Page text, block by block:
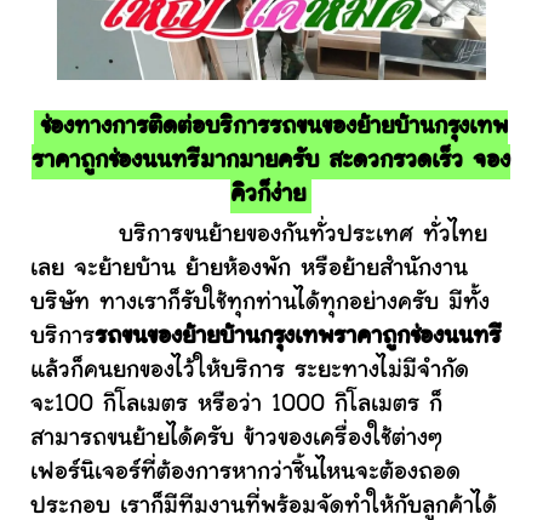
ช่องทางการติดต่อบริการรถขนของย้ายบ้านกรุงเทพ
ราคาถูกช่องนนทรีมากมายครับ สะดวกรวดเร็ว จอง
คิวก็ง่าย
บริการขนย้ายของกันทั่วประเทศ ทั่วไทย
เลย จะย้ายบ้าน ย้ายห้องพัก หรือย้ายสำนักงาน
บริษัท ทางเราก็รับใช้ทุกท่านได้ทุกอย่างครับ มีทั้ง
บริการรถขนของย้ายบ้านกรุงเทพราคาถูกช่องนนทรี
แล้วก็คนยกของไว้ให้บริการ ระยะทางไม่มีจำกัด
จะ100 กิโลเมตร หรือว่า 1000 กิโลเมตร ก็
สามารถขนย้ายได้ครับ ข้าวของเครื่องใช้ต่างๆ
เฟอร์นิเจอร์ที่ต้องการหากว่าชิ้นไหนจะต้องถอด
ประกอบ เราก็มีทีมงานที่พร้อมจัดทำให้กับลูกค้าได้